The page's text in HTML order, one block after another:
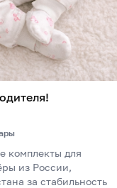
комплекты для
из России,
за стабильность